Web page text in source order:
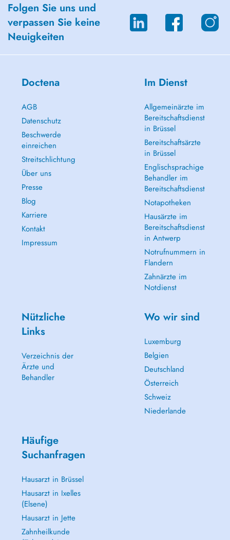
Folgen Sie uns und
verpassen Sie keine
Neuigkeiten
Doctena
AGB
Datenschutz
Beschwerde
einreichen
Streitschlichtung
Über uns
Presse
Blog
Karriere
Kontakt
Impressum
Im Dienst
Allgemeinärzte im
Bereitschaftsdienst
in Brüssel
Bereitschaftsärzte
in Brüssel
Englischsprachige
Behandler im
Bereitschaftsdienst
Notapotheken
Hausärzte im
Bereitschaftsdienst
in Antwerp
Notrufnummern in
Flandern
Zahnärzte im
Notdienst
Nützliche
Links
Verzeichnis der
Ärzte und
Behandler
Wo wir sind
Luxemburg
Belgien
Deutschland
Österreich
Schweiz
Niederlande
Häufige
Suchanfragen
Hausarzt in Brüssel
Hausarzt in Ixelles
(Elsene)
Hausarzt in Jette
Zahnheilkunde